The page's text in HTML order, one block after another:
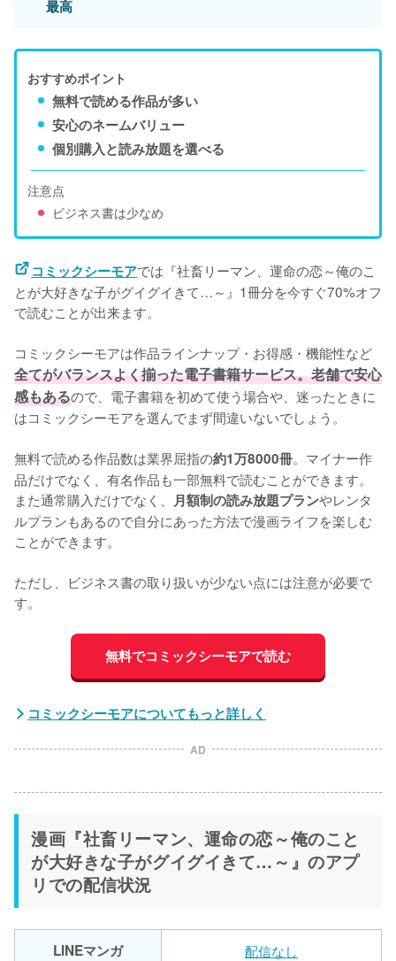
最高
おすすめポイント
無料で読める作品が多い
安心のネームバリュー
個別購入と読み放題を選べる
注意点
ビジネス書は少なめ
コミックシーモアでは『社畜リーマン、運命の恋～俺のこ
とが大好きな子がグイグイきて…～』1冊分を今すぐ70%オフ
で読むことが出来ます。
コミックシーモアは作品ラインナップ・お得感・機能性など
全てがバランスよく揃った電子書籍サービス。老舗で安心
感もあるので、電子書籍を初めて使う場合や、迷ったときに
はコミックシーモアを選んでまず間違いないでしょう。
無料で読める作品数は業界屈指の約1万8000冊。マイナー作
品だけでなく、有名作品も一部無料で読むことができます。
また通常購入だけでなく、 月額制の読み放題プランやレンタ
ルプランもあるので自分にあった方法で漫画ライフを楽しむ
ことができます。
ただし、ビジネス書の取り扱いが少ない点には注意が必要で
す。
無料でコミックシーモアで読む
コミックシーモアについてもっと詳しく
AD
漫画『社畜リーマン、運命の恋～俺のこと
が大好きな子がグイグイきて…～』のアプ
リでの配信状況
LINEマンガ 配信なし